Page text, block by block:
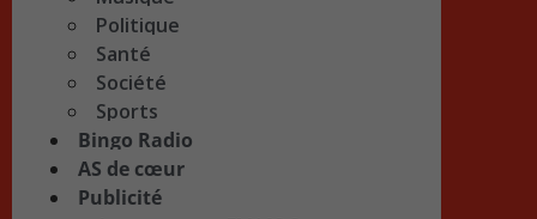
Politique
Santé
Société
Sports
Bingo Radio
AS de cœur
Publicité